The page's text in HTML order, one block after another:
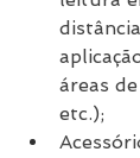
áreas
etc.);